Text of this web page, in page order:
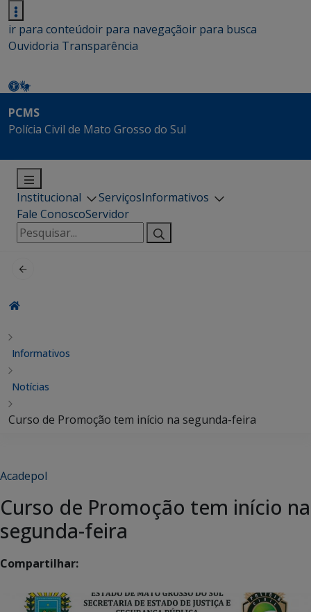
ir para conteúdoir para navegaçãoir para busca
Ouvidoria Transparência
PCMS
Polícia Civil de Mato Grosso do Sul
Institucional ServiçosInformativos
Fale ConoscoServidor
Pesquisar
por:
Informativos
Notícias
Curso de Promoção tem início na segunda-feira
Acadepol
Curso de Promoção tem início na
segunda-feira
Compartilhar: